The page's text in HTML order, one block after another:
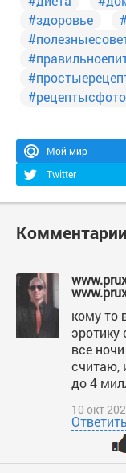
#здоровье
#рецептысфото
Мой мир
Twitter
Комментарии
кому то
эротику
все
считаю,
до 4
10 окт
Ответить